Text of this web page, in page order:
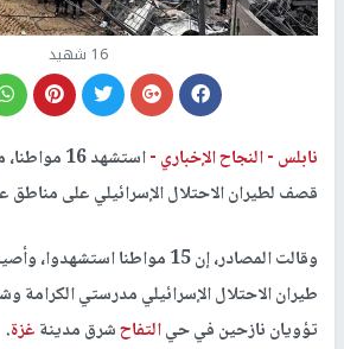
16 شهيد
نابلس -النجاح الإخباري -
استشهد 16
قصف لطيران الاحتلال الإسرائيلي على
وقالت المصادر، إن 15 مواطنا
طيران الاحتلال الإسرائيلي مدرستي الكرامة
تؤويان نازحين في حيالتفاحشرق مدينةغزة.